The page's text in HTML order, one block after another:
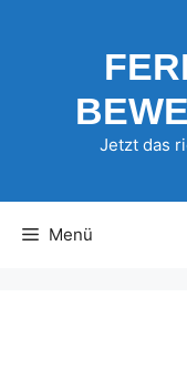
Jetzt das
Menü